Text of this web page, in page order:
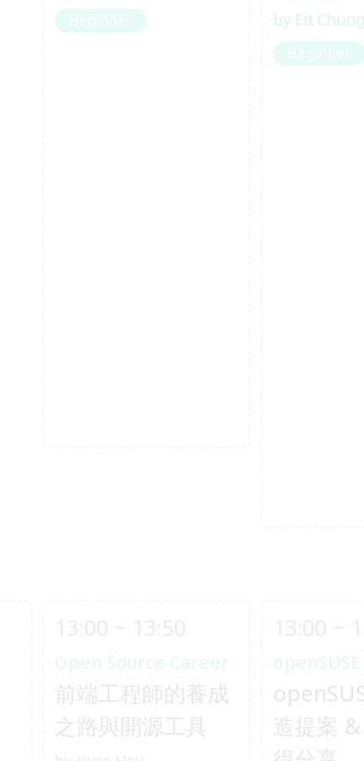
Beginner Ett Chung
Beginner
Open Source Career
前端工程師的養成
之路與開源工具
openSUSE
造提案